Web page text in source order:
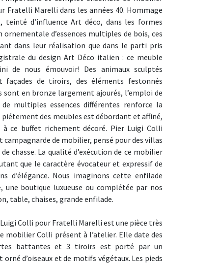
Fratelli Marelli dans les années 40. Hommage
d’influence Art déco, dans les formes
d’essences multiples de bois, ces
dans leur réalisation que dans le parti pris
du design Art Déco italien : ce meuble
de nous émouvoir! Des animaux sculptés
façades de tiroirs, des éléments festonnés
en bronze largement ajourés, l’emploi de
multiples essences différentes renforce la
des meubles est débordant et affiné,
ce buffet richement décoré. Pier Luigi Colli
de mobilier, pensé pour des villas
chasse. La qualité d’exécution de ce mobilier
que le caractère évocateur et expressif de
d’élégance. Nous imaginons cette enfilade
une boutique luxueuse ou complétée par nos
table, chaises, grande enfilade.
Colli pour Fratelli Marelli est une pièce très
mobilier Colli présent à l’atelier. Elle date des
battantes et 3 tiroirs est porté par un
d’oiseaux et de motifs végétaux. Les pieds